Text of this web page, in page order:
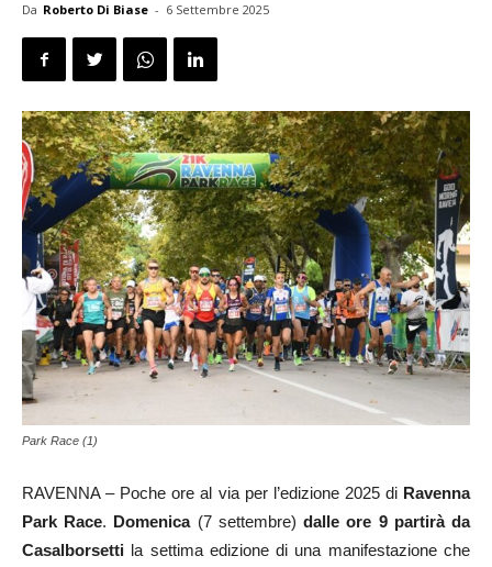
Da Roberto Di Biase - 6 Settembre 2025
Park Race (1)
RAVENNA – Poche ore al via per l’edizione 2025 di Ravenna
Park Race. Domenica(7 settembre)dalle ore 9 partirà da
Casalborsetti la settima edizione di una manifestazione che